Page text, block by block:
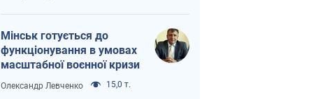
Мінськ готується до
функціонування в умовах
масштабної воєнної кризи
Олександр Левченко 15,0 т.